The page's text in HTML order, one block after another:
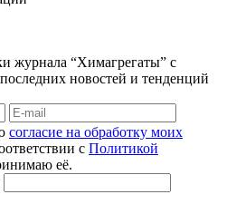
журнала “Химагрегаты” с
новостей и тенденций
согласие на обработку моих
с Политикой
её.